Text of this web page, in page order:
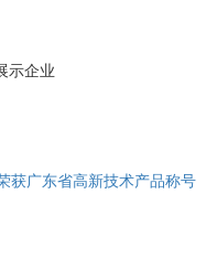
企业
获广东省高新技术产品称号